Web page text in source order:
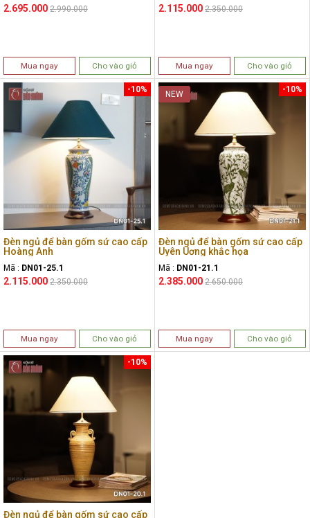
2.695.000 2.990.000
Mua ngay Cho vào giỏ
2.115.000 2.350.000
Mua ngay Cho vào giỏ
Đèn ngủ để bàn gốm sứ cao cấp
Hoàng Anh
Mã : DN01-25.1
2.115.000
-10%
2.350.000
Mua ngay Cho vào giỏ
Đèn ngủ để bàn gốm sứ cao cấp
Uyên Uơng khắc họa
Mã : DN01-21.1
2.385.000
-10%
2.650.000
NEW
Mua ngay Cho vào giỏ
Đèn ngủ để bàn gốm sứ cao cấp
-10%